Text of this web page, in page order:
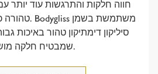
חווה חלקות והתרגשות עוד יותר
סיליקון דימתיקון טהור באיכות
שמבטיח חלקה מושלמת.